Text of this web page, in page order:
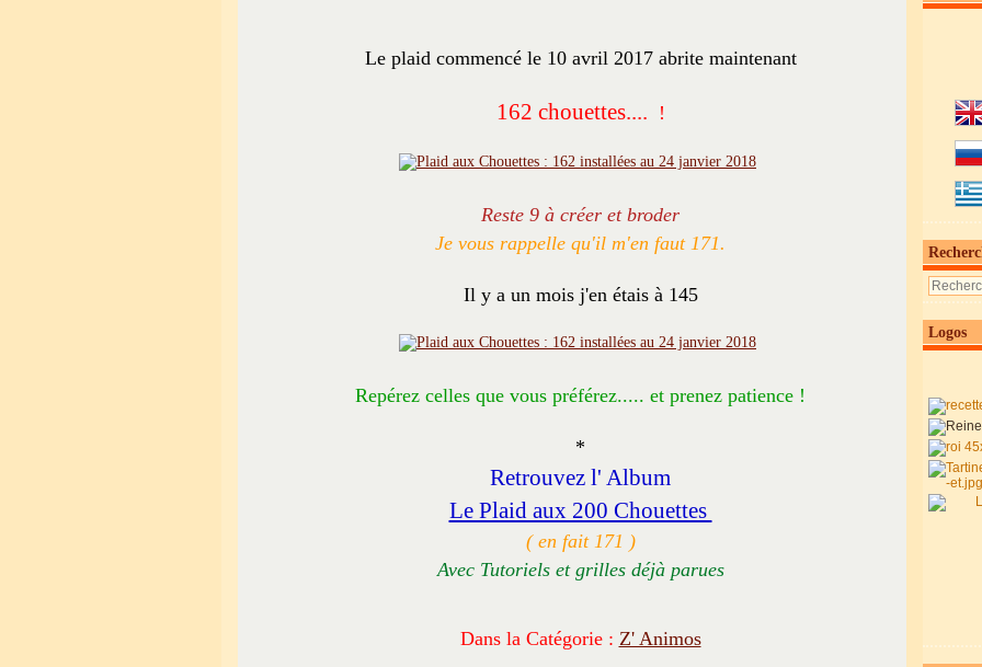
Le plaid commencé le 10 avril 2017 abrite maintenant
162 chouettes.... !
Reste 9 à créer et broder
Je vous rappelle qu'il m'en faut 171.
Il y a un mois j'en étais à 145
Repérez celles que vous préférez..... et prenez patience !
*
Retrouvez l' Album
Le Plaid aux 200 Chouettes
( en fait 171 )
Avec Tutoriels et grilles déjà parues
Dans la Catégorie : Z' Animos
Logos